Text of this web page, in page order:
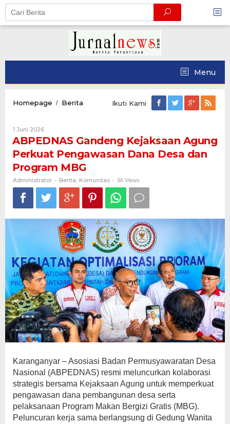
Skip
content
Menu
Homepage / Berita ABPEDNAS
Perkuat
Pengawasan
Dana
Desa
MBG
Ikuti Kami
1 Juni 2026Oleh
Administrator
ABPEDNAS Gandeng Kejaksaan Agung
Perkuat Pengawasan Dana Desa dan
Program MBG
Administrator - Berita, Komunitas - 96 Views
Karanganyar – Asosiasi Badan Permusyawaratan Desa
Nasional (ABPEDNAS) resmi meluncurkan kolaborasi
strategis bersama Kejaksaan Agung untuk memperkuat
pengawasan dana pembangunan desa serta
pelaksanaan Program Makan Bergizi Gratis (MBG).
Peluncuran kerja sama berlangsung di Gedung Wanita